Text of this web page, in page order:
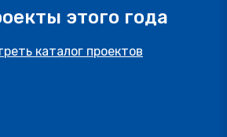
этого года
каталог проектов